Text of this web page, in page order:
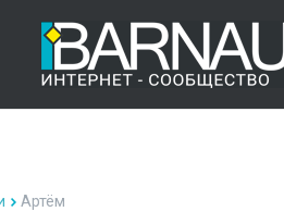
Артём